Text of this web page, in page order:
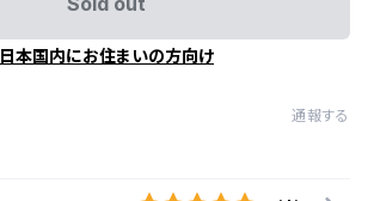
日本国内にお住まいの方向け
通報する